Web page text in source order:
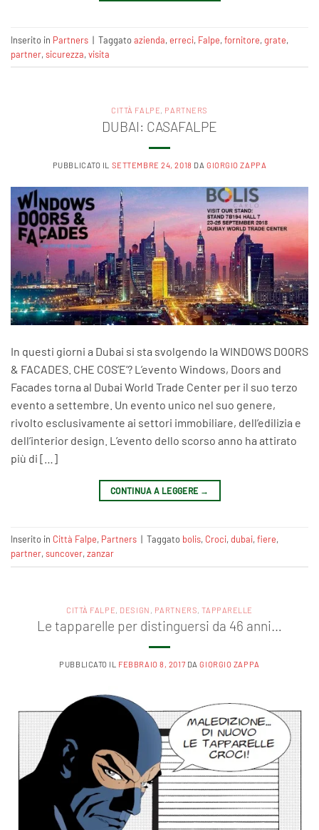
Inserito in Partners | Taggatoazienda,erreci, Falpe,fornitore,grate,
partner,sicurezza,visita
CITTÀ FALPE, PARTNERS
DUBAI: CASAFALPE
PUBBLICATO IL SETTEMBRE 24, 2018 DA GIORGIO ZAPPA
In questi giorni a Dubai si sta svolgendo la WINDOWS DOORS
& FACADES. CHE COS’E’? L’evento Windows, Doors and
Facades torna al Dubai World Trade Center per il suo terzo
evento a settembre. Un evento unico nel suo genere,
rivolto esclusivamente ai settori immobiliare, dell’edilizia e
dell’interior design. L’evento dello scorso anno ha attirato
più di […]
CONTINUA A LEGGERE →
Inserito in Città Falpe, Partners | Taggato bolis, Croci,dubai,fiere,
partner,suncover,zanzar
CITTÀ FALPE, DESIGN , PARTNERS,TAPPARELLE
Le tapparelle per distinguersi da 46 anni…
PUBBLICATO IL FEBBRAIO 8, 2017 DAGIORGIO ZAPPA